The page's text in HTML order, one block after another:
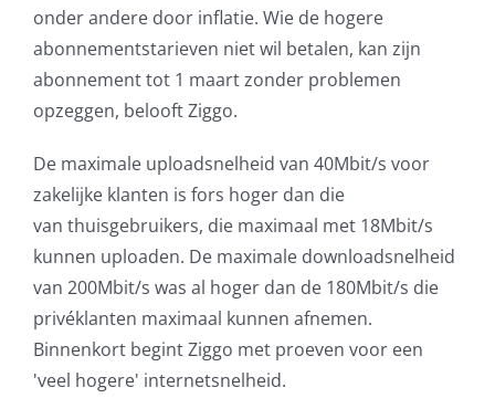
onder andere door inflatie. Wie de hogere
abonnementstarieven niet wil betalen, kan zijn
abonnement tot 1 maart zonder problemen
opzeggen, belooft Ziggo.
De maximale uploadsnelheid van 40Mbit/s voor
zakelijke klanten is fors hoger dan die
van thuisgebruikers, die maximaal met 18Mbit/s
kunnen uploaden. De maximale downloadsnelheid
van 200Mbit/s was al hoger dan de 180Mbit/s die
privéklanten maximaal kunnen afnemen.
Binnenkort begint Ziggo met proeven voor een
'veel hogere' internetsnelheid.